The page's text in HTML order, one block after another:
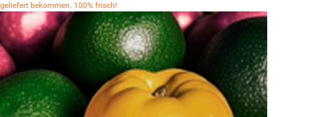
bekommen. 100% frisch!